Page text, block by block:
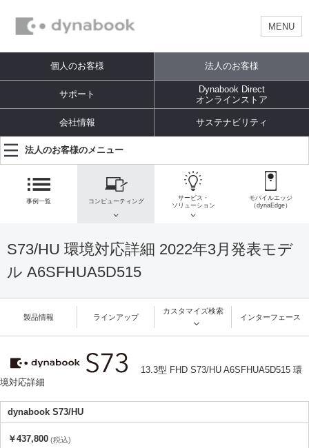
MENU
個人のお客様 法人のお客様
サポート
Dynabook Direct
オンラインストア
会社情報 サステナビリティ
法人のお客様のメニュー
事例一覧 コンピューティング
サービス・
ソリューション
モバイルエッジ
（dynaEdge）
S73/HU 環境対応詳細 2022年3月発表モデ
ル A6SFHUA5D515
製品情報 ラインアップ
カスタマイズ検索
インターフェース
13.3型 FHD S73/HU A6SFHUA5D515 環
境対応詳細
dynabook S73/HU
￥437,800 (税込)